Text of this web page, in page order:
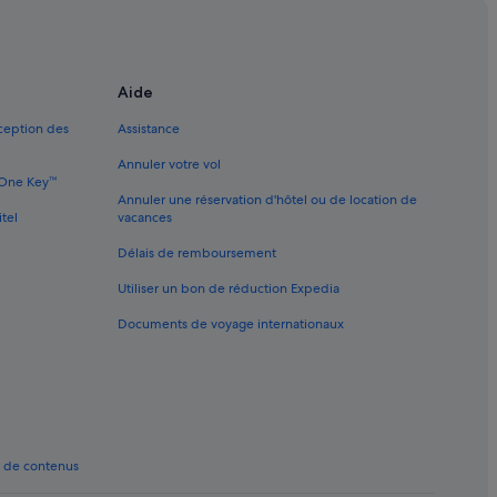
à proximité
hôtels à proximité
à proximité
des
Key™
de contenus
Aide
Assistance
Annuler votre vol
Annuler une réservation d'hôtel ou de location de
vacances
Délais de remboursement
Utiliser un bon de réduction Expedia
Documents de voyage internationaux